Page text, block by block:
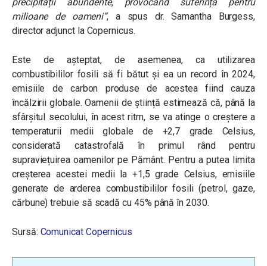
milioane de oameni”, a spus dr. Samantha Burgess,
director adjunct la Copernicus.
Este de așteptat, de asemenea, ca utilizarea
combustibililor fosili să fi bătut și ea un record în 2024,
emisiile de carbon produse de acestea fiind cauza
încălzirii globale. Oamenii de știință estimează că, până la
sfârșitul secolului, în acest ritm, se va atinge o creștere a
temperaturii medii globale de +2,7 grade Celsius,
considerată catastrofală în primul rând pentru
supraviețuirea oamenilor pe Pământ. Pentru a putea limita
creșterea acestei medii la +1,5 grade Celsius, emisiile
generate de arderea combustibililor fosili (petrol, gaze,
cărbune) trebuie să scadă cu 45% până în 2030.
Sursă: Comunicat Copernicus